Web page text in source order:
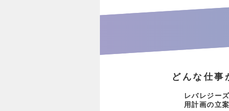
どんな仕事
レバレジー
用計画の立